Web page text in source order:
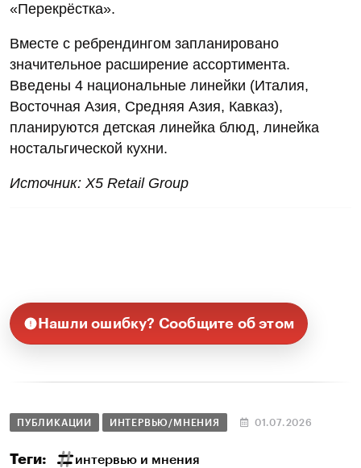
«Перекрёстка».
Вместе с ребрендингом запланировано
значительное расширение ассортимента.
Введены 4 национальные линейки (Италия,
Восточная Азия, Средняя Азия, Кавказ),
планируются детская линейка блюд, линейка
ностальгической кухни.
Источник: X5 Retail Group
Нашли ошибку? Сообщите об этом
ПУБЛИКАЦИИ ИНТЕРВЬЮ/МНЕНИЯ 01.07.2026
Теги: интервью и мнения